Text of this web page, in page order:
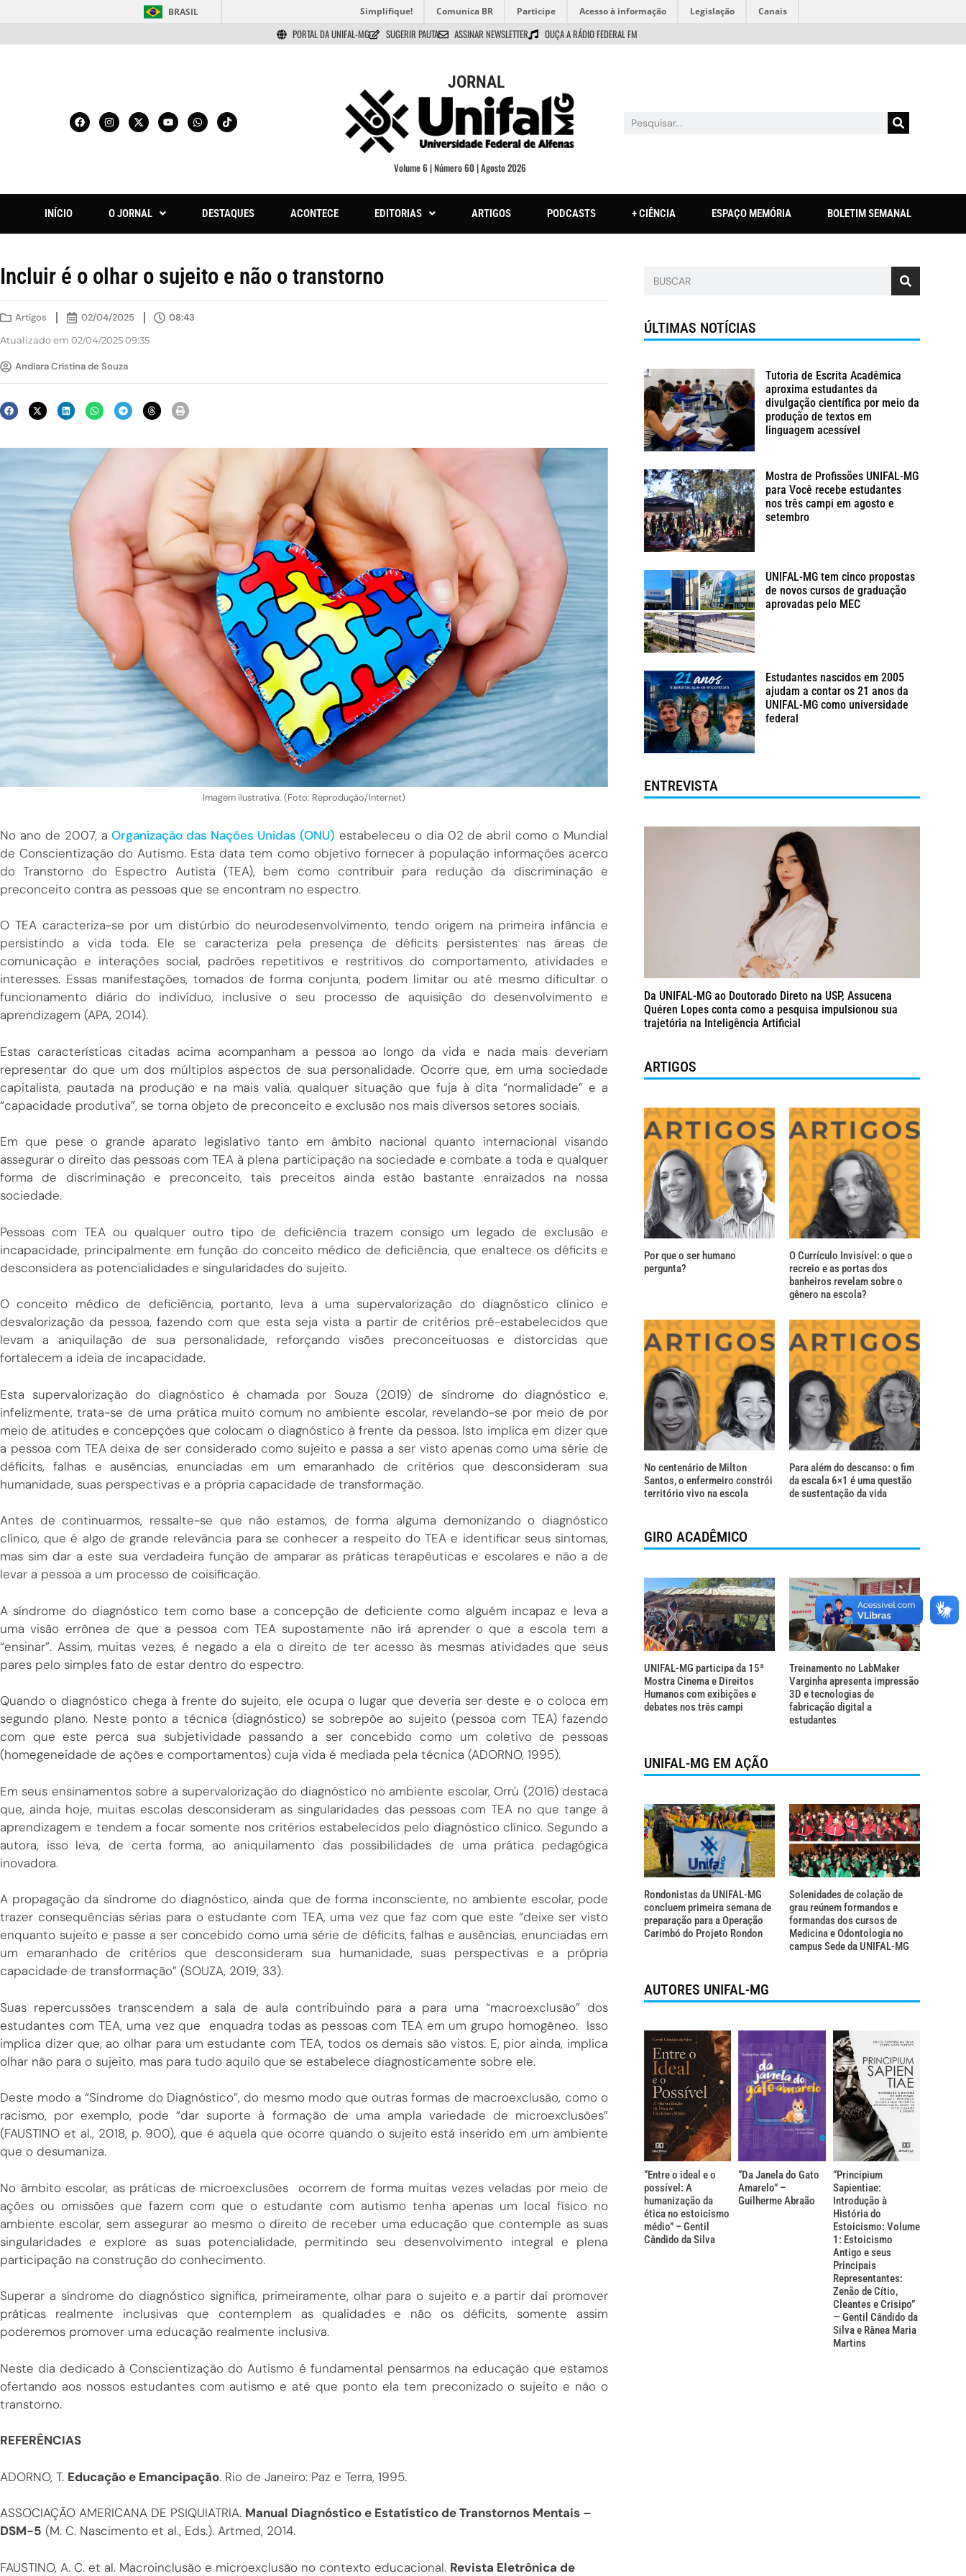
BRASIL Simplifique! Comunica BR Participe Acesso à informação Legislação Canais
PORTAL DA UNIFAL-MG SUGERIR PAUTA ASSINAR NEWSLETTER OUÇA A RÁDIO FEDERAL FM
JORNAL
Volume 6 | Número 60 | Agosto 2026
INÍCIO O JORNAL DESTAQUES ACONTECE EDITORIAS ARTIGOS PODCASTS + CIÊNCIA ESPAÇO MEMÓRIA BOLETIM SEMANAL
Incluir é o olhar o sujeito e não o transtorno
Artigos 02/04/2025 08:43
Atualizado em 02/04/2025 09:35
Andiara Cristina de Souza
Imagem ilustrativa. (Foto: Reprodução/Internet)
No ano de 2007, aOrganização das Nações Unidas (ONU) estabeleceu o dia 02 de abril como o Mundial
de Conscientização do Autismo. Esta data tem como objetivo fornecer à população informações acerco
do Transtorno do Espectro Autista (TEA), bem como contribuir para redução da discriminação e
preconceito contra as pessoas que se encontram no espectro.
O TEA caracteriza-se por um distúrbio do neurodesenvolvimento, tendo origem na primeira infância e
persistindo a vida toda. Ele se caracteriza pela presença de déficits persistentes nas áreas de
comunicação e interações social, padrões repetitivos e restritivos do comportamento, atividades e
interesses. Essas manifestações, tomados de forma conjunta, podem limitar ou até mesmo dificultar o
funcionamento diário do indivíduo, inclusive o seu processo de aquisição do desenvolvimento e
aprendizagem (APA, 2014).
Estas características citadas acima acompanham a pessoa ao longo da vida e nada mais deveriam
representar do que um dos múltiplos aspectos de sua personalidade. Ocorre que, em uma sociedade
capitalista, pautada na produção e na mais valia, qualquer situação que fuja à dita “normalidade” e a
“capacidade produtiva”, se torna objeto de preconceito e exclusão nos mais diversos setores sociais.
Em que pese o grande aparato legislativo tanto em âmbito nacional quanto internacional visando
assegurar o direito das pessoas com TEA à plena participação na sociedade e combate a toda e qualquer
forma de discriminação e preconceito, tais preceitos ainda estão bastante enraizados na nossa
sociedade.
Pessoas com TEA ou qualquer outro tipo de deficiência trazem consigo um legado de exclusão e
incapacidade, principalmente em função do conceito médico de deficiência, que enaltece os déficits e
desconsidera as potencialidades e singularidades do sujeito.
O conceito médico de deficiência, portanto, leva a uma supervalorização do diagnóstico clínico e
desvalorização da pessoa, fazendo com que esta seja vista a partir de critérios pré-estabelecidos que
levam a aniquilação de sua personalidade, reforçando visões preconceituosas e distorcidas que
fortalecem a ideia de incapacidade.
Esta supervalorização do diagnóstico é chamada por Souza (2019) de síndrome do diagnóstico e,
infelizmente, trata-se de uma prática muito comum no ambiente escolar, revelando-se por meio de por
meio de atitudes e concepções que colocam o diagnóstico à frente da pessoa. Isto implica em dizer que
a pessoa com TEA deixa de ser considerado como sujeito e passa a ser visto apenas como uma série de
déficits, falhas e ausências, enunciadas em um emaranhado de critérios que desconsideram sua
humanidade, suas perspectivas e a própria capacidade de transformação.
Antes de continuarmos, ressalte-se que não estamos, de forma alguma demonizando o diagnóstico
clínico, que é algo de grande relevância para se conhecer a respeito do TEA e identificar seus sintomas,
mas sim dar a este sua verdadeira função de amparar as práticas terapêuticas e escolares e não a de
levar a pessoa a um processo de coisificação.
A síndrome do diagnóstico tem como base a concepção de deficiente como alguém incapaz e leva a
uma visão errônea de que a pessoa com TEA supostamente não irá aprender o que a escola tem a
“ensinar”. Assim, muitas vezes, é negado a ela o direito de ter acesso às mesmas atividades que seus
pares pelo simples fato de estar dentro do espectro.
Quando o diagnóstico chega à frente do sujeito, ele ocupa o lugar que deveria ser deste e o coloca em
segundo plano. Neste ponto a técnica (diagnóstico) se sobrepõe ao sujeito (pessoa com TEA) fazendo
com que este perca sua subjetividade passando a ser concebido como um coletivo de pessoas
(homegeneidade de ações e comportamentos) cuja vida é mediada pela técnica (ADORNO, 1995).
Em seus ensinamentos sobre a supervalorização do diagnóstico no ambiente escolar, Orrú (2016) destaca
que, ainda hoje, muitas escolas desconsideram as singularidades das pessoas com TEA no que tange à
aprendizagem e tendem a focar somente nos critérios estabelecidos pelo diagnóstico clínico. Segundo a
autora, isso leva, de certa forma, ao aniquilamento das possibilidades de uma prática pedagógica
inovadora.
A propagação da síndrome do diagnóstico, ainda que de forma inconsciente, no ambiente escolar, pode
trazer consequências sérias para o estudante com TEA, uma vez que faz com que este “deixe ser visto
enquanto sujeito e passe a ser concebido como uma série de déficits, falhas e ausências, enunciadas em
um emaranhado de critérios que desconsideram sua humanidade, suas perspectivas e a própria
capacidade de transformação” (SOUZA, 2019, 33).
Suas repercussões transcendem a sala de aula contribuindo para a para uma “macroexclusão” dos
estudantes com TEA, uma vez que enquadra todas as pessoas com TEA em um grupo homogêneo. Isso
implica dizer que, ao olhar para um estudante com TEA, todos os demais são vistos. E, pior ainda, implica
olhar não para o sujeito, mas para tudo aquilo que se estabelece diagnosticamente sobre ele.
Deste modo a “Síndrome do Diagnóstico”, do mesmo modo que outras formas de macroexclusão, como o
racismo, por exemplo, pode “dar suporte à formação de uma ampla variedade de microexclusões”
(FAUSTINO et al., 2018, p. 900), que é aquela que ocorre quando o sujeito está inserido em um ambiente
que o desumaniza.
No âmbito escolar, as práticas de microexclusões ocorrem de forma muitas vezes veladas por meio de
ações ou omissões que fazem com que o estudante com autismo tenha apenas um local físico no
ambiente escolar, sem assegurar ao mesmo o direito de receber uma educação que contemple as suas
singularidades e explore as suas potencialidade, permitindo seu desenvolvimento integral e plena
participação na construção do conhecimento.
Superar a síndrome do diagnóstico significa, primeiramente, olhar para o sujeito e a partir daí promover
práticas realmente inclusivas que contemplem as qualidades e não os déficits, somente assim
poderemos promover uma educação realmente inclusiva.
Neste dia dedicado à Conscientização do Autismo é fundamental pensarmos na educação que estamos
ofertando aos nossos estudantes com autismo e até que ponto ela tem preconizado o sujeito e não o
transtorno.
REFERÊNCIAS
ADORNO, T. Educação e Emancipação. Rio de Janeiro: Paz e Terra, 1995.
ASSOCIAÇÃO AMERICANA DE PSIQUIATRIA. Manual Diagnóstico e Estatístico de Transtornos Mentais –
DSM-5 (M. C. Nascimento et al., Eds.). Artmed, 2014.
FAUSTINO, A. C. et al. Macroinclusão e microexclusão no contexto educacional. Revista Eletrônica de
ÚLTIMAS NOTÍCIAS
Tutoria de Escrita Acadêmica
aproxima estudantes da
divulgação científica por meio da
produção de textos em
linguagem acessível
Mostra de Profissões UNIFAL-MG
para Você recebe estudantes
nos três campi em agosto e
setembro
UNIFAL-MG tem cinco propostas
de novos cursos de graduação
aprovadas pelo MEC
Estudantes nascidos em 2005
ajudam a contar os 21 anos da
UNIFAL-MG como universidade
federal
ENTREVISTA
Da UNIFAL-MG ao Doutorado Direto na USP, Assucena
Quéren Lopes conta como a pesquisa impulsionou sua
trajetória na Inteligência Artificial
ARTIGOS
Por que o ser humano
pergunta?
O Currículo Invisível: o que o
recreio e as portas dos
banheiros revelam sobre o
gênero na escola?
No centenário de Milton
Santos, o enfermeiro constrói
território vivo na escola
Para além do descanso: o fim
da escala 6×1 é uma questão
de sustentação da vida
GIRO ACADÊMICO
UNIFAL-MG participa da 15ª
Mostra Cinema e Direitos
Humanos com exibições e
debates nos três campi
Treinamento no LabMaker
Varginha apresenta impressão
3D e tecnologias de
fabricação digital a
estudantes
UNIFAL-MG EM AÇÃO
Rondonistas da UNIFAL-MG
concluem primeira semana de
preparação para a Operação
Carimbó do Projeto Rondon
Solenidades de colação de
grau reúnem formandos e
formandas dos cursos de
Medicina e Odontologia no
campus Sede da UNIFAL-MG
AUTORES UNIFAL-MG
“Entre o ideal e o
possível: A
humanização da
ética no estoicismo
médio” – Gentil
Cândido da Silva
“Da Janela do Gato
Amarelo” –
Guilherme Abraão
“Principium
Sapientiae:
Introdução à
História do
Estoicismo: Volume
1: Estoicismo
Antigo e seus
Principais
Representantes:
Zenão de Cítio,
Cleantes e Crisipo”
— Gentil Cândido da
Silva e Rânea Maria
Martins